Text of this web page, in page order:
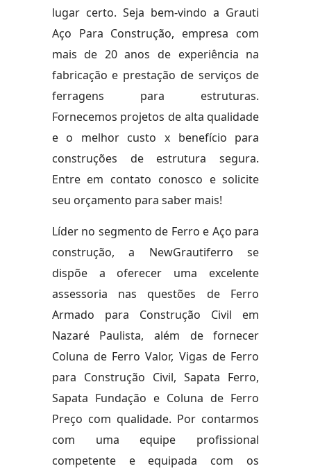
lugar certo. Seja bem-vindo a Grauti
Aço Para Construção, empresa com
mais de 20 anos de experiência na
fabricação e prestação de serviços de
ferragens para estruturas.
Fornecemos projetos de alta qualidade
e o melhor custo x benefício para
construções de estrutura segura.
Entre em contato conosco e solicite
seu orçamento para saber mais!
Líder no segmento de Ferro e Aço para
construção, a NewGrautiferro se
dispõe a oferecer uma excelente
assessoria nas questões de Ferro
Armado para Construção Civil em
Nazaré Paulista, além de fornecer
Coluna de Ferro Valor, Vigas de Ferro
para Construção Civil, Sapata Ferro,
Sapata Fundação e Coluna de Ferro
Preço com qualidade. Por contarmos
com uma equipe profissional
competente e equipada com os